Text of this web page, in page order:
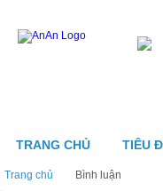
TRANG CHỦ TIÊU
Trang chủ Bình luận